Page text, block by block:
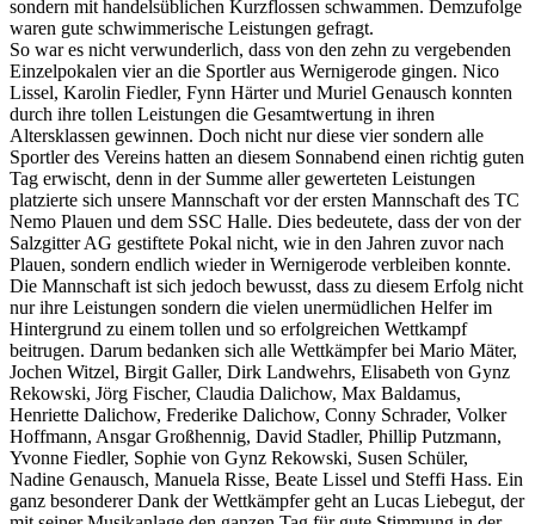
sondern mit handelsüblichen Kurzflossen schwammen. Demzufolge
waren gute schwimmerische Leistungen gefragt.
So war es nicht verwunderlich, dass von den zehn zu vergebenden
Einzelpokalen vier an die Sportler aus Wernigerode gingen. Nico
Lissel, Karolin Fiedler, Fynn Härter und Muriel Genausch konnten
durch ihre tollen Leistungen die Gesamtwertung in ihren
Altersklassen gewinnen. Doch nicht nur diese vier sondern alle
Sportler des Vereins hatten an diesem Sonnabend einen richtig guten
Tag erwischt, denn in der Summe aller gewerteten Leistungen
platzierte sich unsere Mannschaft vor der ersten Mannschaft des TC
Nemo Plauen und dem SSC Halle. Dies bedeutete, dass der von der
Salzgitter AG gestiftete Pokal nicht, wie in den Jahren zuvor nach
Plauen, sondern endlich wieder in Wernigerode verbleiben konnte.
Die Mannschaft ist sich jedoch bewusst, dass zu diesem Erfolg nicht
nur ihre Leistungen sondern die vielen unermüdlichen Helfer im
Hintergrund zu einem tollen und so erfolgreichen Wettkampf
beitrugen. Darum bedanken sich alle Wettkämpfer bei Mario Mäter,
Jochen Witzel, Birgit Galler, Dirk Landwehrs, Elisabeth von Gynz
Rekowski, Jörg Fischer, Claudia Dalichow, Max Baldamus,
Henriette Dalichow, Frederike Dalichow, Conny Schrader, Volker
Hoffmann, Ansgar Großhennig, David Stadler, Phillip Putzmann,
Yvonne Fiedler, Sophie von Gynz Rekowski, Susen Schüler,
Nadine Genausch, Manuela Risse, Beate Lissel und Steffi Hass. Ein
ganz besonderer Dank der Wettkämpfer geht an Lucas Liebegut, der